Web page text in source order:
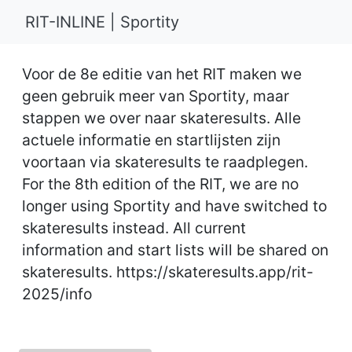
RIT-INLINE | Sportity
Voor de 8e editie van het RIT maken we
geen gebruik meer van Sportity, maar
stappen we over naar skateresults. Alle
actuele informatie en startlijsten zijn
voortaan via skateresults te raadplegen.
For the 8th edition of the RIT, we are no
longer using Sportity and have switched to
skateresults instead. All current
information and start lists will be shared on
skateresults. https://skateresults.app/rit-
2025/info